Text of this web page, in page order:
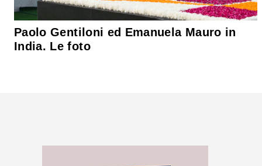
Paolo Gentiloni ed Emanuela Mauro in
India. Le foto